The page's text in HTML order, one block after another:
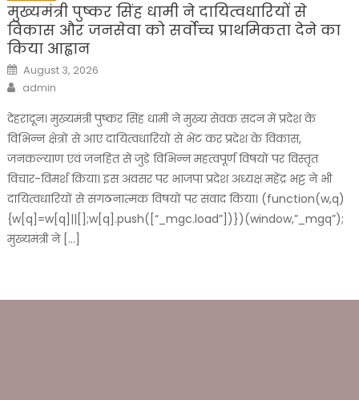
मुख्यमंत्री पुष्कर सिंह धामी ने दायित्वधारियों से
विकास और जनसेवा को सर्वोच्च प्राथमिकता देने का
किया आह्वान
Posted
on
August 3, 2026
Author
admin
देहरादून। मुख्यमंत्री पुष्कर सिंह धामी ने मुख्य सेवक सदन में प्रदेश के
विभिन्न क्षेत्रों से आए दायित्वधारियों से भेंट कर प्रदेश के विकास,
जनकल्याण एवं जनहित से जुड़े विभिन्न महत्वपूर्ण विषयों पर विस्तृत
विचार-विमर्श किया। इस अवसर पर भाजपा प्रदेश अध्यक्ष महेंद्र भट्ट ने भी
दायित्वधारियों से संगठनात्मक विषयों पर संवाद किया। (function(w,q)
{w[q]=w[q]||[];w[q].push([“_mgc.load”])})(window,”_mgq”);
मुख्यमंत्री ने […]